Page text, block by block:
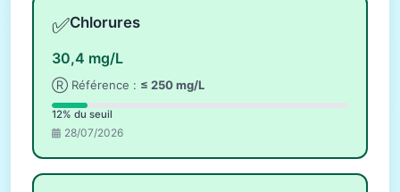
✅Chlorures
30,4 mg/L
Ⓡ Référence : ≤ 250 mg/L
12% du seuil
28/07/2026